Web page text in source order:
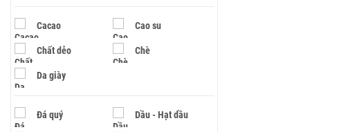
Cacao Cao su
Chất dẻo Chè
Da giày
Đá quý Dầu - Hạt dầu